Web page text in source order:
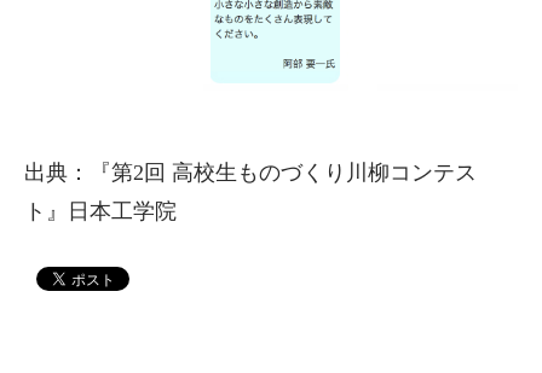
出典：『第2回 高校生ものづくり川柳コンテス
ト』日本工学院